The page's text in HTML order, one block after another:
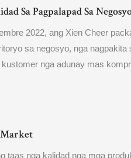
Sa Pagpalapad Sa
2022, ang Xien Cheer
sa negosyo, nga
kustomer nga adunay mas
Market
taas nga kalidad nga mga